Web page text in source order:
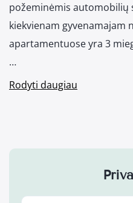
požeminėmis automobilių
kiekvienam gyvenamajam
apartamentuose yra 3
…
Rodyti daugiau